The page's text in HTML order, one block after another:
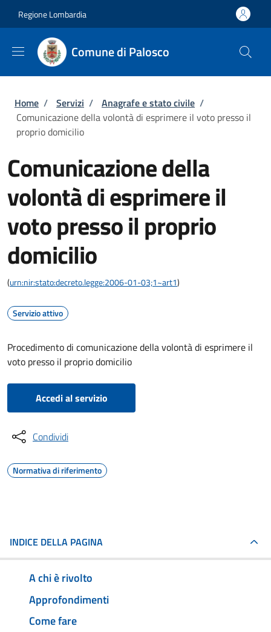
Regione Lombardia
Comune di Palosco
Briciole di pane
Home / Servizi / Anagrafe e stato civile /
Comunicazione della volontà di esprimere il voto presso il
proprio domicilio
Comunicazione della
volontà di esprimere il
voto presso il proprio
domicilio
(urn:nir:stato:decreto.legge:2006-01-03;1~art1)
Servizio attivo
Procedimento di comunicazione della volontà di esprimere il
voto presso il proprio domicilio
Accedi al servizio
Condividi
Normativa di riferimento
INDICE DELLA PAGINA
A chi è rivolto
Approfondimenti
Come fare